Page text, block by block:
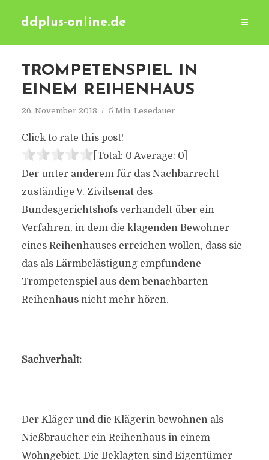
ddplus-online.de
TROMPETENSPIEL IN
EINEM REIHENHAUS
26. November 2018 5 Min. Lesedauer
Click to rate this post!
[Total: 0 Average: 0]
Der unter anderem für das Nachbarrecht
zuständige V. Zivilsenat des
Bundesgerichtshofs verhandelt über ein
Verfahren, in dem die klagenden Bewohner
eines Reihenhauses erreichen wollen, dass sie
das als Lärmbelästigung empfundene
Trompetenspiel aus dem benachbarten
Reihenhaus nicht mehr hören.
Sachverhalt:
Der Kläger und die Klägerin bewohnen als
Nießbraucher ein Reihenhaus in einem
Wohngebiet. Die Beklagten sind Eigentümer